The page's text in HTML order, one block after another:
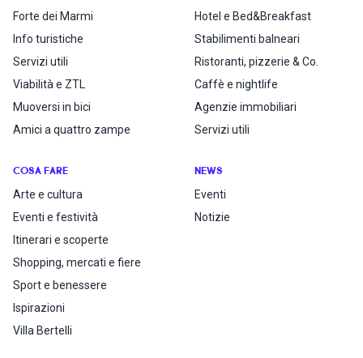
Forte dei Marmi
Info turistiche
Servizi utili
Viabilità e ZTL
Muoversi in bici
Amici a quattro zampe
Hotel e Bed&Breakfast
Stabilimenti balneari
Ristoranti, pizzerie & Co.
Caffè e nightlife
Agenzie immobiliari
Servizi utili
COSA FARE
Arte e cultura
Eventi e festività
Itinerari e scoperte
Shopping, mercati e fiere
Sport e benessere
Ispirazioni
Villa Bertelli
NEWS
Eventi
Notizie